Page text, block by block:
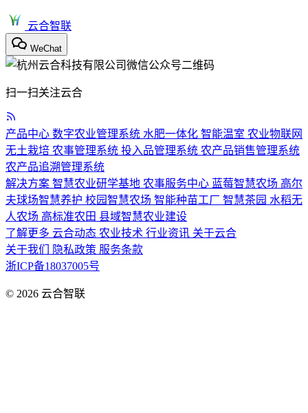
云合智联
WeChat
扫一扫关注云合
产品中心 数字农业管理系统 水肥一体化 智能温室 农业物联网
无土栽培 农事管理系统 投入品管理系统 农产品销售管理系统
农产品追溯管理系统
解决方案 智慧农业研学基地 农事服务中心 蓝莓智慧农场 高尔
夫球场智慧养护 校园智慧农场 智能种苗工厂 智慧茶园 水稻无
人农场 高标准农田 县域智慧农业建设
了解更多 云合动态 农业技术 行业资讯 关于云合
关于我们
隐私政策 服务条款
浙ICP备18037005号
© 2026 云合智联